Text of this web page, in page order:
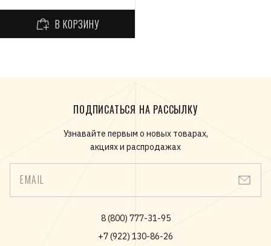
В КОРЗИНУ
ПОДПИСАТЬСЯ НА РАССЫЛКУ
Узнавайте первым о новых товарах,
акциях и распродажах
EMAIL
8 (800) 777-31-95
+7 (922) 130-86-26